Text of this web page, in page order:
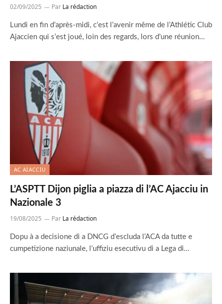
02/09/2025 Par La rédaction
Lundi en fin d’après-midi, c’est l’avenir même de l’Athlétic Club
Ajaccien qui s’est joué, loin des regards, lors d’une réunion…
AC AIACCIU
L’ASPTT Dijon piglia a piazza di l’AC Ajacciu in
Nazionale 3
19/08/2025 Par La rédaction
Dopu à a decisione di a DNCG d’escluda l’ACA da tutte e
cumpetizione naziunale, l’uffiziu esecutivu di a Lega di…